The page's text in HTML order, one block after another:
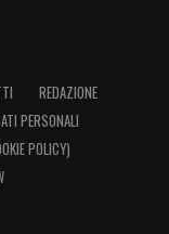
REDAZIONE
PERSONALI
POLICY)